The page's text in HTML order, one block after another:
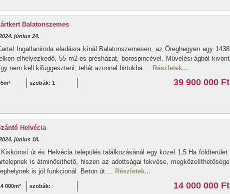
Balatonszemes
június 24.
Ingatlaniroda eladásra kínál Balatonszemesen, az Öreghegyen egy 1438
elhelyezkedő, 55 m2-es présházat, borospincével. Művelési ágból kivont
nem kell kifüggeszteni, tehát azonnal birtokba ... Részletek...
szobák: 1 39 900 000 Ft
Helvécia
június 18.
Kiskörösi út és Helvécia település találkozásánál egy közel 1,5 Ha földterület.
is átminősithető, hiszen az adottságai fekvése, megközelíthetősége
is jól funkcionál. Beton út ... Részletek...
000m² szobák: 14 000 000 Ft